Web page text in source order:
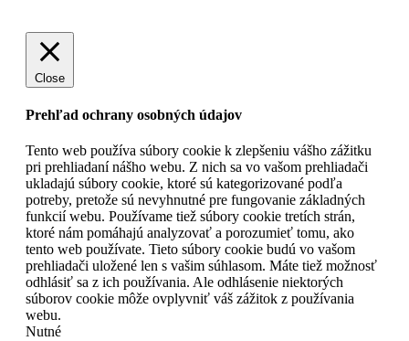
Close
Prehľad ochrany osobných údajov
Tento web používa súbory cookie k zlepšeniu vášho zážitku
pri prehliadaní nášho webu. Z nich sa vo vašom prehliadači
ukladajú súbory cookie, ktoré sú kategorizované podľa
potreby, pretože sú nevyhnutné pre fungovanie základných
funkcií webu. Používame tiež súbory cookie tretích strán,
ktoré nám pomáhajú analyzovať a porozumieť tomu, ako
tento web používate. Tieto súbory cookie budú vo vašom
prehliadači uložené len s vašim súhlasom. Máte tiež možnosť
odhlásiť sa z ich používania. Ale odhlásenie niektorých
súborov cookie môže ovplyvniť váš zážitok z používania
webu.
Nutné